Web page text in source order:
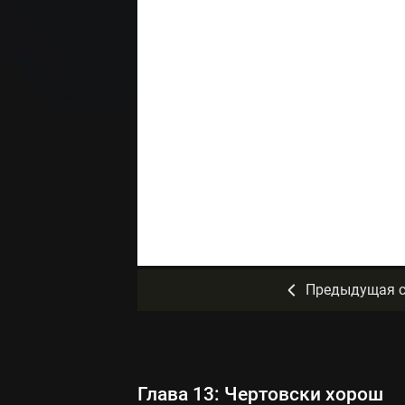
Предыдущая
Глава 13: Чертовски хорош